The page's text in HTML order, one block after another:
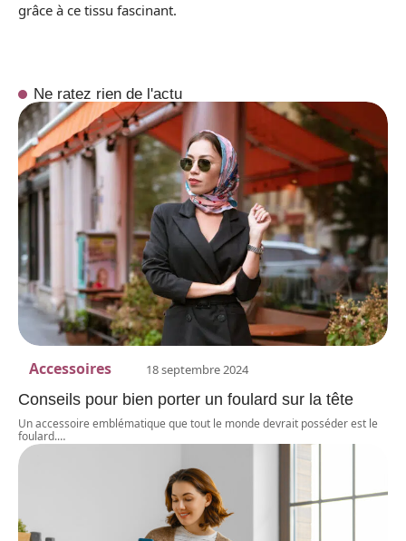
grâce à ce tissu fascinant.
Ne ratez rien de l'actu
Accessoires 18 septembre 2024
Conseils pour bien porter un foulard sur la tête
Un accessoire emblématique que tout le monde devrait posséder est le
foulard.…